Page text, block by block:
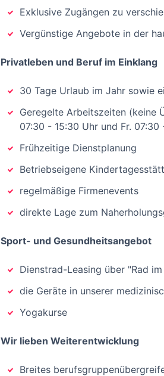
Exklusive Zugängen zu
Vergünstige Angebote in der
Privatleben und Beruf im Einklang
30 Tage Urlaub im Jahr sowie
Geregelte Arbeitszeiten (keine
07:30 - 15:30 Uhr und Fr. 07:30
Frühzeitige Dienstplanung
Betriebseigene
regelmäßige Firmenevents
direkte Lage zum
Sport- und Gesundheitsangebot
Dienstrad-Leasing über "Rad
die Geräte in unserer
Yogakurse
Wir lieben Weiterentwicklung
Breites